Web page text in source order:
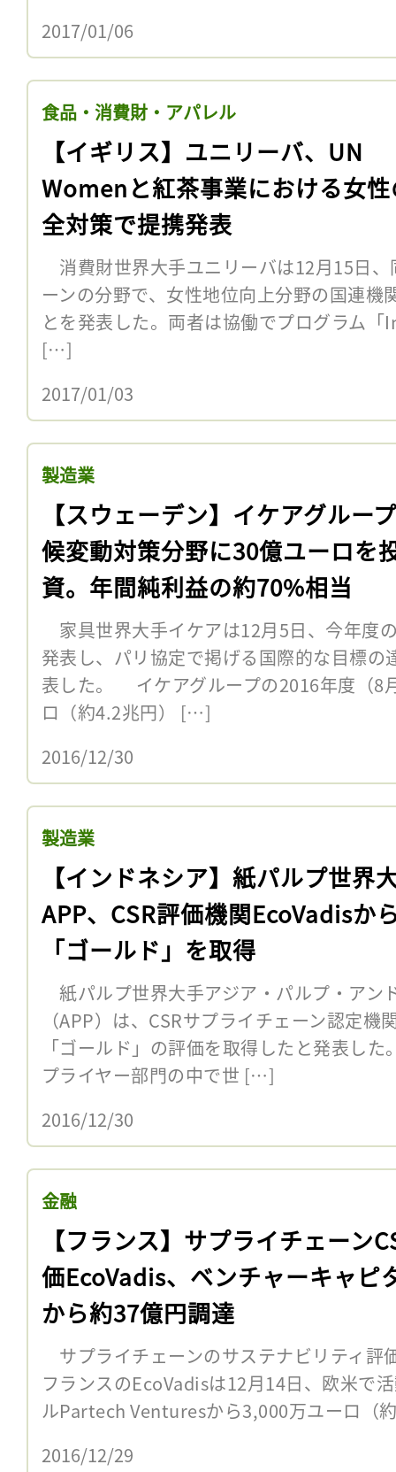
2017/01/06
食品・消費財・アパレル
【イギリス】ユニリーバ、UN
Womenと紅茶事業における女
全対策で提携発表
消費財世界大手ユニリーバは12月15日
ーンの分野で、女性地位向上分野の国連
とを発表した。両者は協働でプログラム
[…]
2017/01/03
製造業
【スウェーデン】イケアグルー
候変動対策分野に30億ユーロを
資。年間純利益の約70%相当
家具世界大手イケアは12月5日、今年度
発表し、パリ協定で掲げる国際的な目標
表した。 イケアグループの2016年度（8
ロ（約4.2兆円） […]
2016/12/30
製造業
【インドネシア】紙パルプ世界
APP、CSR評価機関EcoVadisか
「ゴールド」を取得
紙パルプ世界大手アジア・パルプ・アン
（APP）は、CSRサプライチェーン認定
「ゴールド」の評価を取得したと発表し
プライヤー部門の中で世 […]
2016/12/30
金融
【フランス】サプライチェーン
価EcoVadis、ベンチャーキャピ
から約37億円調達
サプライチェーンのサステナビリティ評
フランスのEcoVadisは12月14日、欧米で
ルPartech Venturesから3,000万ユーロ（
2016/12/29